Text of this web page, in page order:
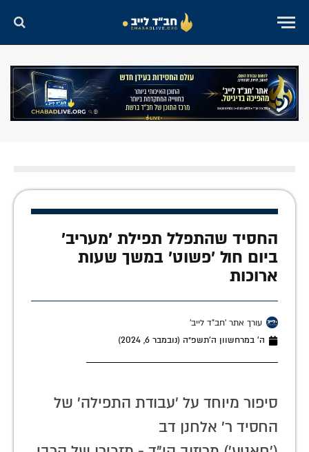
החסיד שהתפלל תפילת 'מעריב'
ביום חול 'פשוט' במשך שעות
ארוכות
עורך אתר 'חב"ד לייב'
ה׳ במרחשוון ה׳תשפ״ה (נובמבר 6, 2024)
סיפור מיוחד על 'עבודת התפילה' של
החסיד ר' אלחנן דב